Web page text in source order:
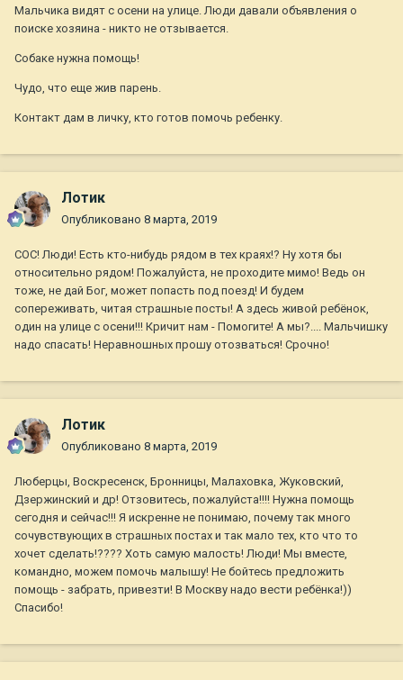
Мальчика видят с осени на улице. Люди давали объявления о
поиске хозяина - никто не отзывается.
Собаке нужна помощь!
Чудо, что еще жив парень.
Контакт дам в личку, кто готов помочь ребенку.
Лотик
Опубликовано 8 марта, 2019
СОС! Люди! Есть кто-нибудь рядом в тех краях!? Ну хотя бы
относительно рядом! Пожалуйста, не проходите мимо! Ведь он
тоже, не дай Бог, может попасть под поезд! И будем
сопереживать, читая страшные посты! А здесь живой ребёнок,
один на улице с осени!!! Кричит нам - Помогите! А мы?.... Мальчишку
надо спасать! Неравношных прошу отозваться! Срочно!
Лотик
Опубликовано 8 марта, 2019
Люберцы, Воскресенск, Бронницы, Малаховка, Жуковский,
Дзержинский и др! Отзовитесь, пожалуйста!!!! Нужна помощь
сегодня и сейчас!!! Я искренне не понимаю, почему так много
сочувствующих в страшных постах и так мало тех, кто что то
хочет сделать!???? Хоть самую малость! Люди! Мы вместе,
командно, можем помочь малышу! Не бойтесь предложить
помощь - забрать, привезти! В Москву надо вести ребёнка!))
Спасибо!